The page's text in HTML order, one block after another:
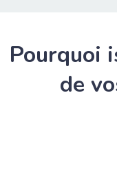
Pourquoi
de